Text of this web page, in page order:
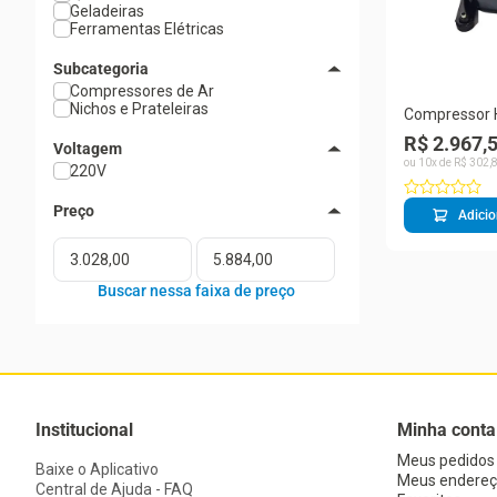
Geladeiras
Ferramentas Elétricas
Subcategoria
Compressores de Ar
Nichos e Prateleiras
Voltagem
220V
Compressor
Copeland
220v Mono
R$
ou 10x de R$ 302
Institucional
Baixe o Aplicativo
Central de Ajuda - FAQ
Minha conta
Meus pedidos
Meus